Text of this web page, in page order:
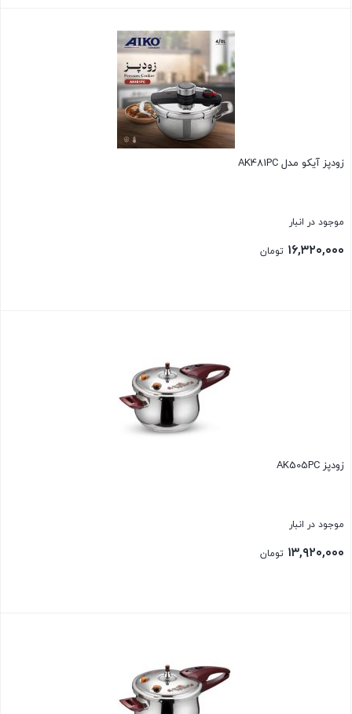
زودپز آیکو مدل AK481PC
موجود در انبار
۱۶,۳۲۰,۰۰۰ تومان
زودپز AK505PC
موجود در انبار
۱۳,۹۲۰,۰۰۰ تومان